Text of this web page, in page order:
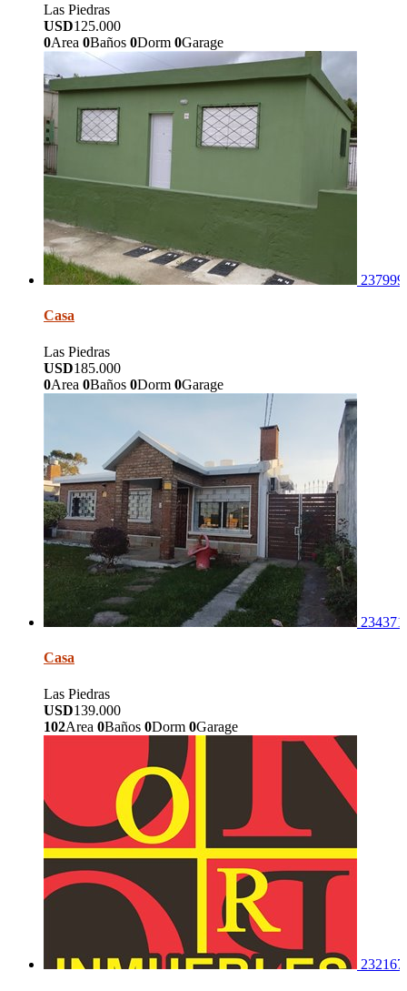
Las Piedras
USD125.000
0Area 0Baños 0Dorm 0Garage
237999
Casa
Las Piedras
USD185.000
0Area 0Baños 0Dorm 0Garage
234371
Casa
Las Piedras
USD139.000
102Area 0Baños 0Dorm 0Garage
232167